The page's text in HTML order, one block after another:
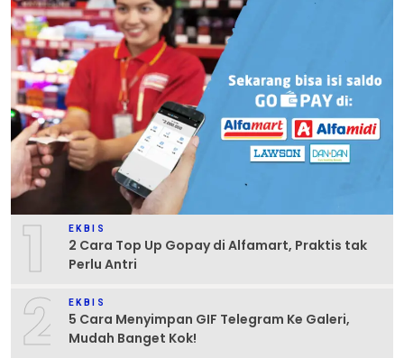
1 EKBIS
2 Cara Top Up Gopay di Alfamart, Praktis tak
Perlu Antri
2 EKBIS
5 Cara Menyimpan GIF Telegram Ke Galeri,
Mudah Banget Kok!